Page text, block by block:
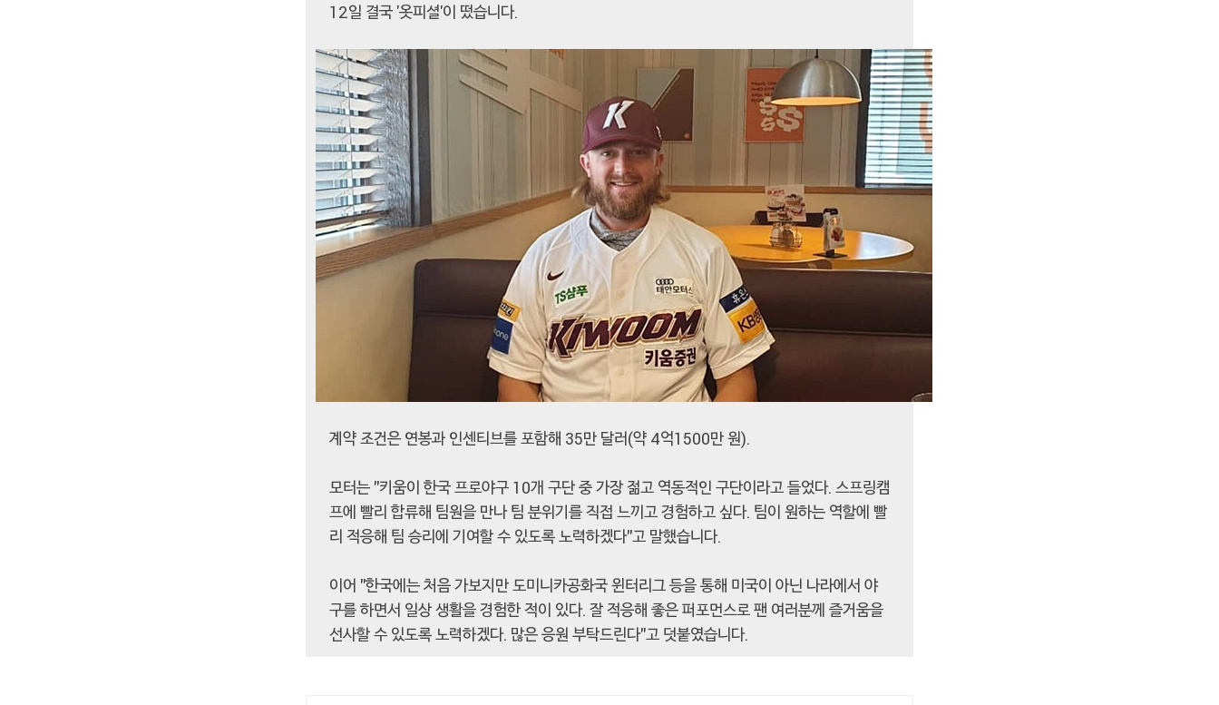
12일 결국 '옷피셜'이 떴습니다.
계약 조건은 연봉과 인센티브를 포함해 35만 달러(약 4억1500만 원).
모터는 "키움이 한국 프로야구 10개 구단 중 가장 젊고 역동적인 구단이라고 들었다. 스프링캠
프에 빨리 합류해 팀원을 만나 팀 분위기를 직접 느끼고 경험하고 싶다. 팀이 원하는 역할에 빨
리 적응해 팀 승리에 기여할 수 있도록 노력하겠다"고 말했습니다.
이어 "한국에는 처음 가보지만 도미니카공화국 윈터리그 등을 통해 미국이 아닌 나라에서 야
구를 하면서 일상 생활을 경험한 적이 있다. 잘 적응해 좋은 퍼포먼스로 팬 여러분께 즐거움을
선사할 수 있도록 노력하겠다. 많은 응원 부탁드린다"고 덧붙였습니다.